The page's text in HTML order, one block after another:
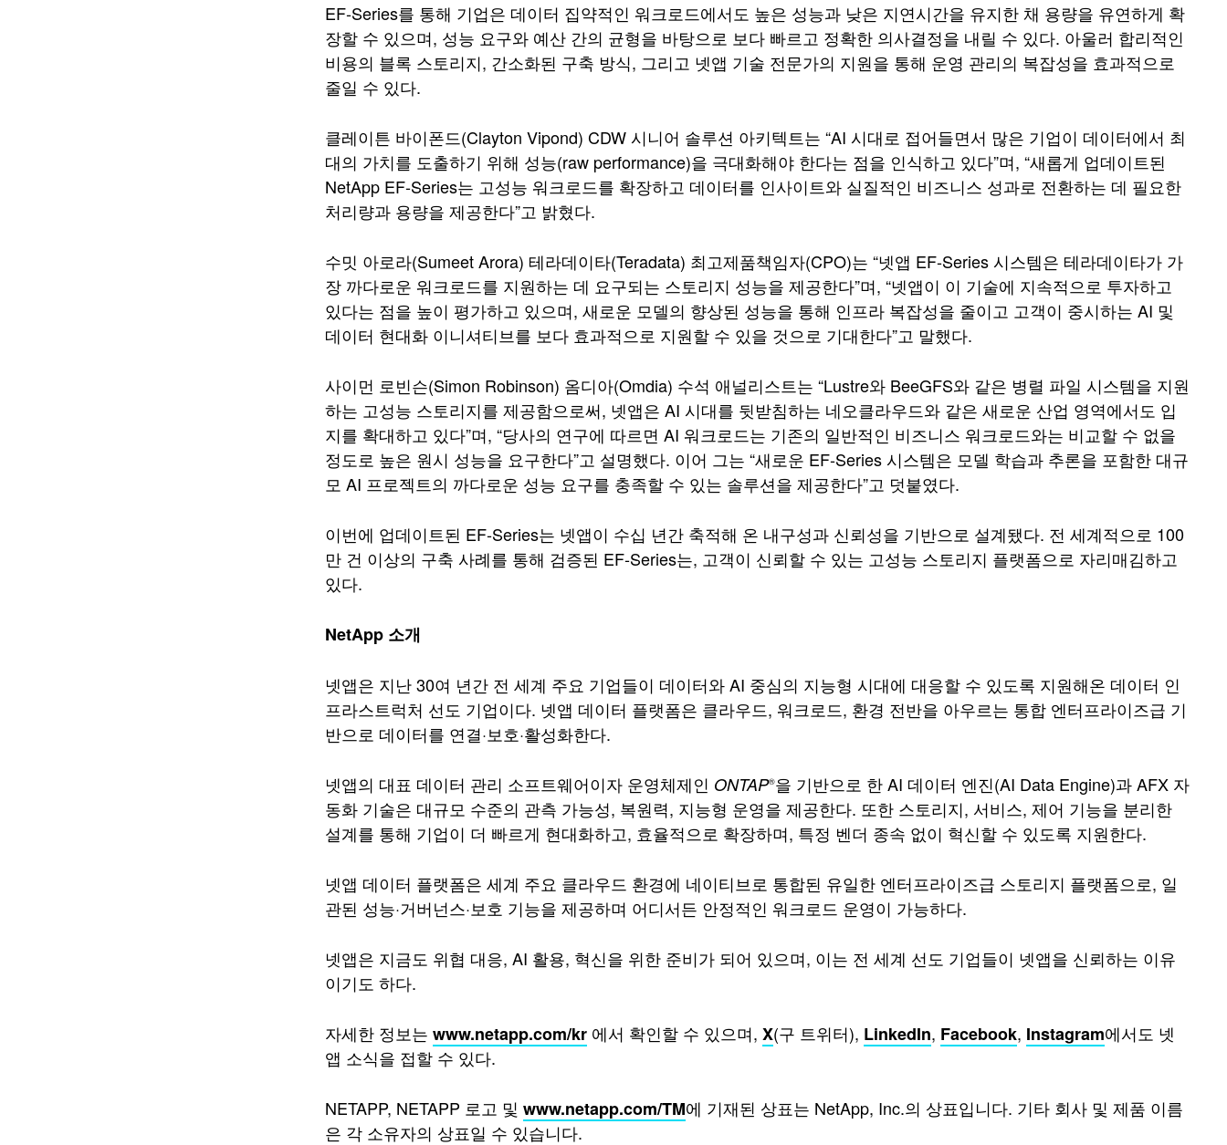
EF‑Series를 통해 기업은 데이터 집약적인 워크로드에서도 높은 성능과 낮은 지연시간을 유지한 채 용량을 유연하게 확
장할 수 있으며, 성능 요구와 예산 간의 균형을 바탕으로 보다 빠르고 정확한 의사결정을 내릴 수 있다. 아울러 합리적인
비용의 블록 스토리지, 간소화된 구축 방식, 그리고 넷앱 기술 전문가의 지원을 통해 운영 관리의 복잡성을 효과적으로
줄일 수 있다.
클레이튼 바이폰드(Clayton Vipond) CDW 시니어 솔루션 아키텍트는 “AI 시대로 접어들면서 많은 기업이 데이터에서 최
대의 가치를 도출하기 위해 성능(raw performance)을 극대화해야 한다는 점을 인식하고 있다”며, “새롭게 업데이트된
NetApp EF‑Series는 고성능 워크로드를 확장하고 데이터를 인사이트와 실질적인 비즈니스 성과로 전환하는 데 필요한
처리량과 용량을 제공한다”고 밝혔다.
수밋 아로라(Sumeet Arora) 테라데이타(Teradata) 최고제품책임자(CPO)는 “넷앱 EF‑Series 시스템은 테라데이타가 가
장 까다로운 워크로드를 지원하는 데 요구되는 스토리지 성능을 제공한다”며, “넷앱이 이 기술에 지속적으로 투자하고
있다는 점을 높이 평가하고 있으며, 새로운 모델의 향상된 성능을 통해 인프라 복잡성을 줄이고 고객이 중시하는 AI 및
데이터 현대화 이니셔티브를 보다 효과적으로 지원할 수 있을 것으로 기대한다”고 말했다.
사이먼 로빈슨(Simon Robinson) 옴디아(Omdia) 수석 애널리스트는 “Lustre와 BeeGFS와 같은 병렬 파일 시스템을 지원
하는 고성능 스토리지를 제공함으로써, 넷앱은 AI 시대를 뒷받침하는 네오클라우드와 같은 새로운 산업 영역에서도 입
지를 확대하고 있다”며, “당사의 연구에 따르면 AI 워크로드는 기존의 일반적인 비즈니스 워크로드와는 비교할 수 없을
정도로 높은 원시 성능을 요구한다”고 설명했다. 이어 그는 “새로운 EF‑Series 시스템은 모델 학습과 추론을 포함한 대규
모 AI 프로젝트의 까다로운 성능 요구를 충족할 수 있는 솔루션을 제공한다”고 덧붙였다.
이번에 업데이트된 EF‑Series는 넷앱이 수십 년간 축적해 온 내구성과 신뢰성을 기반으로 설계됐다. 전 세계적으로 100
만 건 이상의 구축 사례를 통해 검증된 EF‑Series는, 고객이 신뢰할 수 있는 고성능 스토리지 플랫폼으로 자리매김하고
있다.
NetApp 소개
넷앱은 지난 30여 년간 전 세계 주요 기업들이 데이터와 AI 중심의 지능형 시대에 대응할 수 있도록 지원해온 데이터 인
프라스트럭처 선도 기업이다. 넷앱 데이터 플랫폼은 클라우드, 워크로드, 환경 전반을 아우르는 통합 엔터프라이즈급 기
반으로 데이터를 연결·보호·활성화한다.
넷앱의 대표 데이터 관리 소프트웨어이자 운영체제인 ONTAP®을 기반으로 한 AI 데이터 엔진(AI Data Engine)과 AFX 자
동화 기술은 대규모 수준의 관측 가능성, 복원력, 지능형 운영을 제공한다. 또한 스토리지, 서비스, 제어 기능을 분리한
설계를 통해 기업이 더 빠르게 현대화하고, 효율적으로 확장하며, 특정 벤더 종속 없이 혁신할 수 있도록 지원한다.
넷앱 데이터 플랫폼은 세계 주요 클라우드 환경에 네이티브로 통합된 유일한 엔터프라이즈급 스토리지 플랫폼으로, 일
관된 성능·거버넌스·보호 기능을 제공하며 어디서든 안정적인 워크로드 운영이 가능하다.
넷앱은 지금도 위협 대응, AI 활용, 혁신을 위한 준비가 되어 있으며, 이는 전 세계 선도 기업들이 넷앱을 신뢰하는 이유
이기도 하다.
자세한 정보는 www.netapp.com/kr 에서 확인할 수 있으며, X(구 트위터), LinkedIn, Facebook, Instagram에서도 넷
앱 소식을 접할 수 있다.
NETAPP, NETAPP 로고 및 www.netapp.com/TM에 기재된 상표는 NetApp, Inc.의 상표입니다. 기타 회사 및 제품 이름
은 각 소유자의 상표일 수 있습니다.